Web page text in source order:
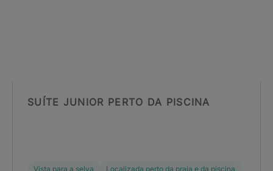
SUÍTE JUNIOR PERTO DA PISCINA
Vista para a selva Localizada perto da praia e da piscina